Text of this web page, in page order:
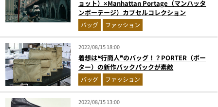
ョット）×Manhattan Portage（マンハッタ
ンポーテージ）カプセルコレクション
バッグ ファッション
2022/08/15 18:00
着想は❝行商人❞のバッグ！？PORTER（ポー
ター）の新作バックパックが素敵
バッグ ファッション
2022/08/15 13:00